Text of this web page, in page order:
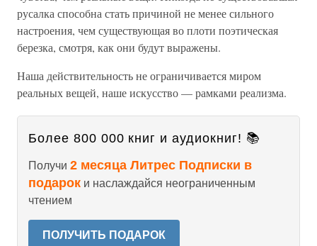
русалка способна стать причиной не менее сильного
настроения, чем существующая во плоти поэтическая
березка, смотря, как они будут выражены.
Наша действительность не ограничивается миром
реальных вещей, наше искусство — рамками реализма.
Более 800 000 книг и аудиокниг! 📚
Получи 2 месяца Литрес Подписки в
подарок и наслаждайся неограниченным
чтением
ПОЛУЧИТЬ ПОДАРОК